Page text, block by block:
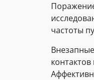
частоты